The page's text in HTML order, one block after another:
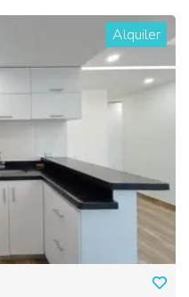
Alquiler